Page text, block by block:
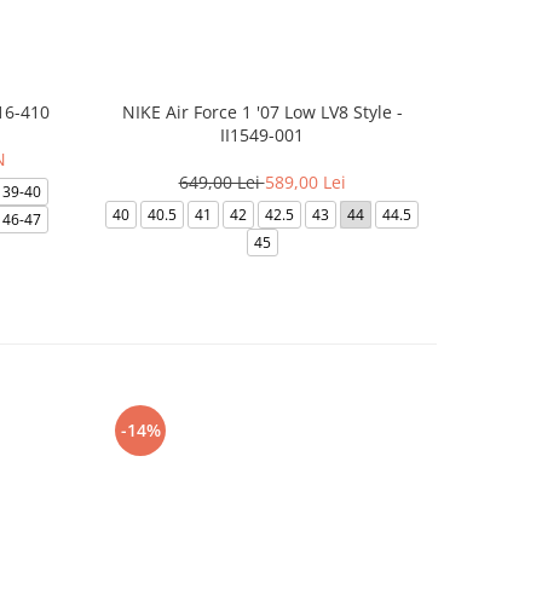
410
39-40
46-47
NIKE Air Force 1 '07 Low LV8 Style -
II1549-001
649,00 Lei589,00 Lei
40 40.5 41 42 42.5 43 44
44.5
45
-14%